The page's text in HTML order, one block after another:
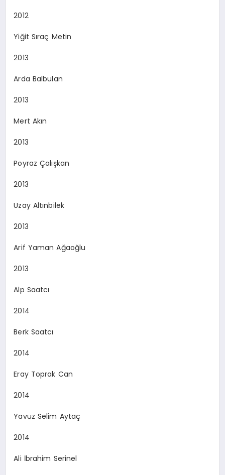
2012
Yiğit Sıraç Metin
2013
Arda Balbulan
2013
Mert Akın
2013
Poyraz Çalışkan
2013
Uzay Altınbilek
2013
Arif Yaman Ağaoğlu
2013
Alp Saatcı
2014
Berk Saatcı
2014
Eray Toprak Can
2014
Yavuz Selim Aytaç
2014
Ali İbrahim Serinel